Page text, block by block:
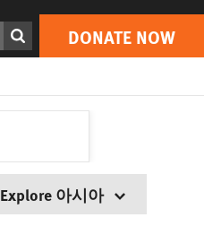
DONATE NOW
Explore 아시아